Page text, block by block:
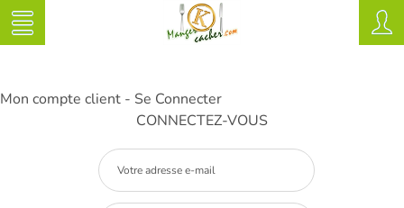
Mon compte client - Se Connecter
CONNECTEZ-VOUS